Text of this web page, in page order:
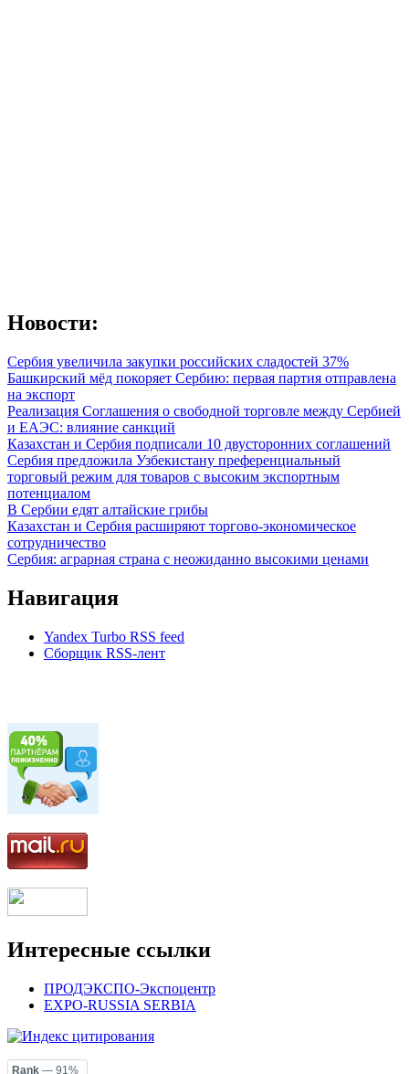
Новости:
Сербия увеличила закупки российских сладостей 37%
Башкирский мёд покоряет Сербию: первая партия отправлена
на экспорт
Реализация Соглашения о свободной торговле между Сербией
и ЕАЭС: влияние санкций
Казахстан и Сербия подписали 10 двусторонних соглашений
Сербия предложила Узбекистану преференциальный
торговый режим для товаров с высоким экспортным
потенциалом
В Сербии едят алтайские грибы
Казахстан и Сербия расширяют торгово-экономическое
сотрудничество
Сербия: аграрная страна с неожиданно высокими ценами
Навигация
Yandex Turbo RSS feed
Сборщик RSS-лент
Интересные ссылки
ПРОДЭКСПО-Экспоцентр
EXPO-RUSSIA SERBIA
Rank — 91%